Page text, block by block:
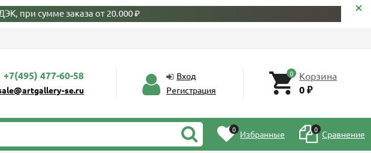
при сумме заказа от 20.000 ₽
+7(495) 477-60-58
se.ru
Вход
Регистрация
0 Корзина
0₽
0 Избранные 0 Сравнение